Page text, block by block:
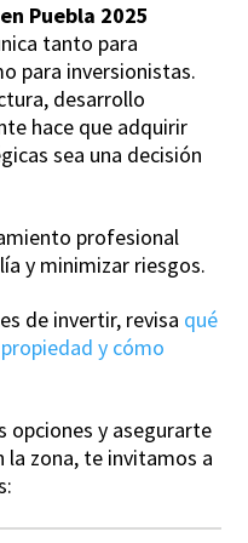
Puebla 2025
tanto para
para inversionistas.
desarrollo
hace que adquirir
sea una decisión
profesional
y minimizar riesgos.
de invertir, revisa qué
y cómo
opciones y asegurarte
la zona, te invitamos a